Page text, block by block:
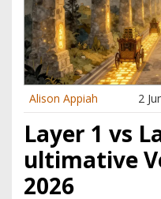
Alison Appiah 2
Layer 1 vs
ultimative
2026